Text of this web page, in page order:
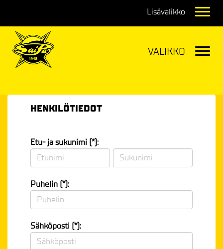
HENKILÖTIEDOT
Etu- ja sukunimi (*):
Puhelin (*):
Sähköposti (*):